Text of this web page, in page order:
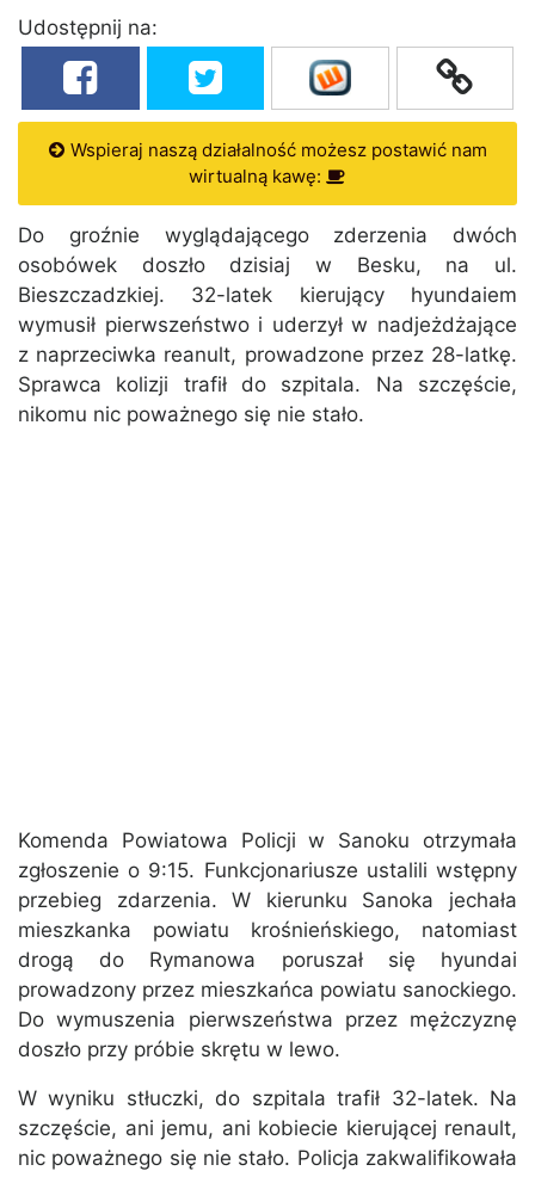
Udostępnij na:
Wspieraj naszą działalność możesz postawić nam
wirtualną kawę:
Do groźnie wyglądającego zderzenia dwóch
osobówek doszło dzisiaj w Besku, na ul.
Bieszczadzkiej. 32-latek kierujący hyundaiem
wymusił pierwszeństwo i uderzył w nadjeżdżające
z naprzeciwka reanult, prowadzone przez 28-latkę.
Sprawca kolizji trafił do szpitala. Na szczęście,
nikomu nic poważnego się nie stało.
Komenda Powiatowa Policji w Sanoku otrzymała
zgłoszenie o 9:15. Funkcjonariusze ustalili wstępny
przebieg zdarzenia. W kierunku Sanoka jechała
mieszkanka powiatu krośnieńskiego, natomiast
drogą do Rymanowa poruszał się hyundai
prowadzony przez mieszkańca powiatu sanockiego.
Do wymuszenia pierwszeństwa przez mężczyznę
doszło przy próbie skrętu w lewo.
W wyniku stłuczki, do szpitala trafił 32-latek. Na
szczęście, ani jemu, ani kobiecie kierującej renault,
nic poważnego się nie stało. Policja zakwalifikowała